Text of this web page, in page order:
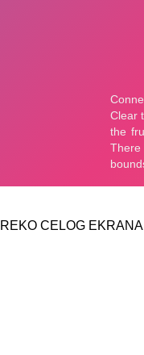
CELOG EKRANA